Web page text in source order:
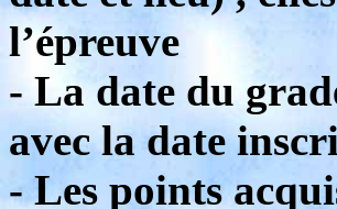
l’épreuve
- La date du
avec la date
- Les points